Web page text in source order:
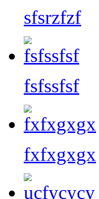
sfsrzfzf
fsfssfsf
fxfxgxgx